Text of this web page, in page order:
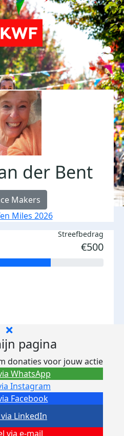
der Bent
Makers
Miles 2026
Streefbedrag
€500
pagina
donaties voor jouw actie
Facebook
Instagram
via e-mail
LinkedIn
WhatsApp